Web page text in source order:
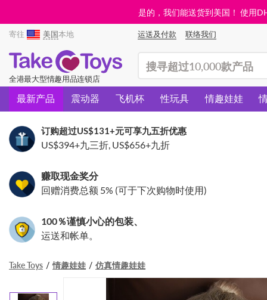
是的，我们能送货到美国！ 使用
寄往 美国本地 运送及付款 联络我们
全港最大型情趣用品连锁店
最新产品 震动器 飞机杯 性玩具 情趣娃娃
订购超过US$131+元可享九五折优惠
US$394+九三折, US$656+九折
赚取现金奖分
回赠消费总额 5% (可于下次购物时使用)
100％谨慎小心的包装、
运送和帐单。
Take Toys 情趣娃娃 仿真情趣娃娃